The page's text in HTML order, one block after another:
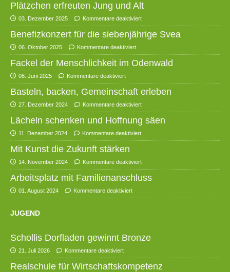
Plätzchen erfreuten Jung und Alt
03. Dezember 2025 Kommentare deaktiviert
Benefizkonzert für die siebenjährige Svea
06. Oktober 2025 Kommentare deaktiviert
Fackel der Menschlichkeit im Odenwald
06. Juni 2025 Kommentare deaktiviert
Basteln, backen, Gemeinschaft erleben
27. Dezember 2024 Kommentare deaktiviert
Lächeln schenken und Hoffnung säen
11. Dezember 2024 Kommentare deaktiviert
Mit Kunst die Zukunft stärken
14. November 2024 Kommentare deaktiviert
Arbeitsplatz mit Familienanschluss
01. August 2024 Kommentare deaktiviert
JUGEND
Schollis Dorfladen gewinnt Bronze
21. Juli 2026 Kommentare deaktiviert
Realschule für Wirtschaftskompetenz